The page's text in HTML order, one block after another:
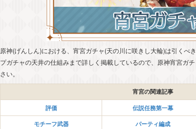
原神(げんしん)における、宵宮ガチャ(天の川に咲きし大輪)は引くべ
プガチャの天井の仕組みまで詳しく掲載しているので、原神宵宮ガ
さい。
宵宮の関連記事
評価 伝説任務第一幕
モチーフ武器
パーティ編成